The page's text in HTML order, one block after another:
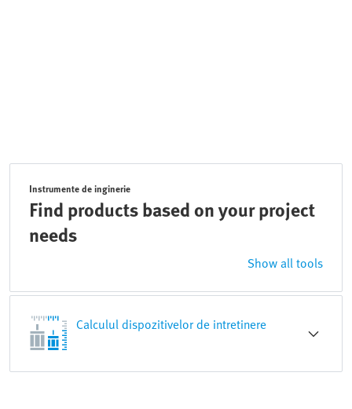
Instrumente de inginerie
Find products based on your project
needs
Show all tools
Calculul dispozitivelor de intretinere